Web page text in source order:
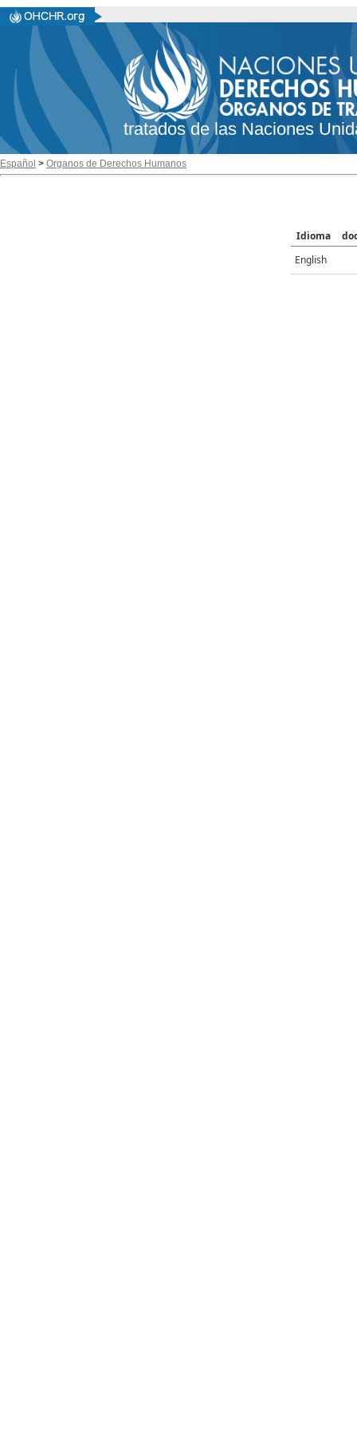
tratados de las Naciones
Español > Organos de Derechos Humanos
Idioma
English